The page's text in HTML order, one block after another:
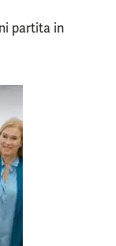
partita in